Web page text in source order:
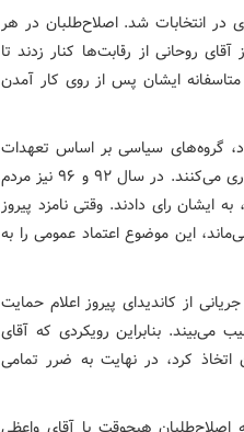
در انتخابات شد. اصلاح‌طلبان در هر
از آقای روحانی از رقابت‌ها کنار زدند تا
ایشان پس از روی کار آمدن
گروه‌های سیاسی بر اساس تعهدات
اخلاقی که با کاندیداها برقرار می‌کنند، با او تعامل و همکاری می‌کنند. در سال ۹۲ و ۹۶ نیز مردم
ایشان رای دادند. وقتی نامزد پیروز
این موضوع اعتماد عمومی را به
از کاندیدای پیروز اعلام حمایت
بنابراین رویکردی که آقای
اتخاذ کرد، در نهایت به ضرر تمامی